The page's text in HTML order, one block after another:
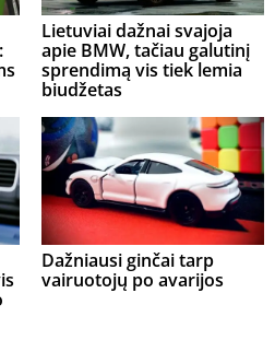
Lietuviai dažnai svajoja
apie BMW, tačiau galutinį
sprendimą vis tiek lemia
biudžetas
Dažniausi ginčai tarp
vairuotojų po avarijos